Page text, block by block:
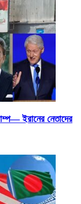
ইরানের নেতাদের